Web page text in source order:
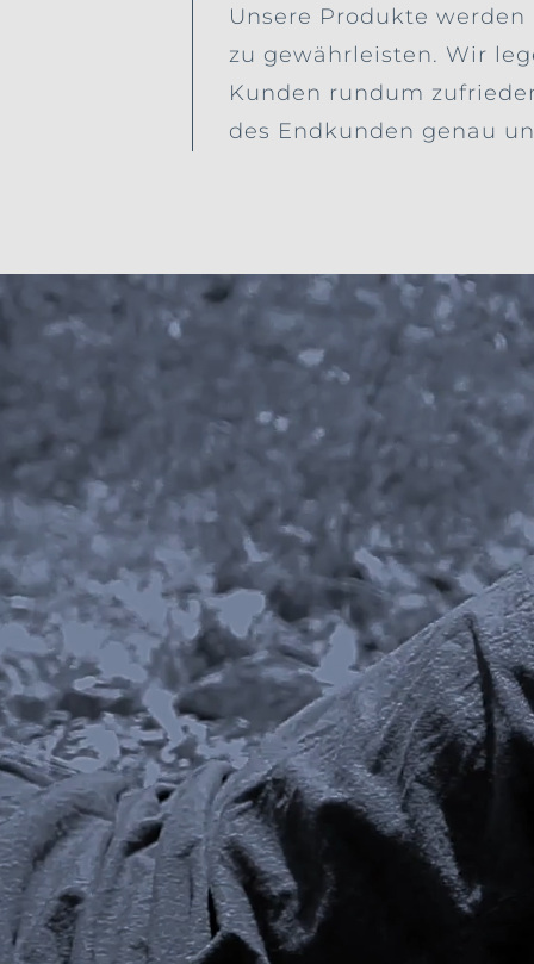
Unsere Produkte
zu gewährleisten. Wir
Kunden rundum
des Endkunden genau